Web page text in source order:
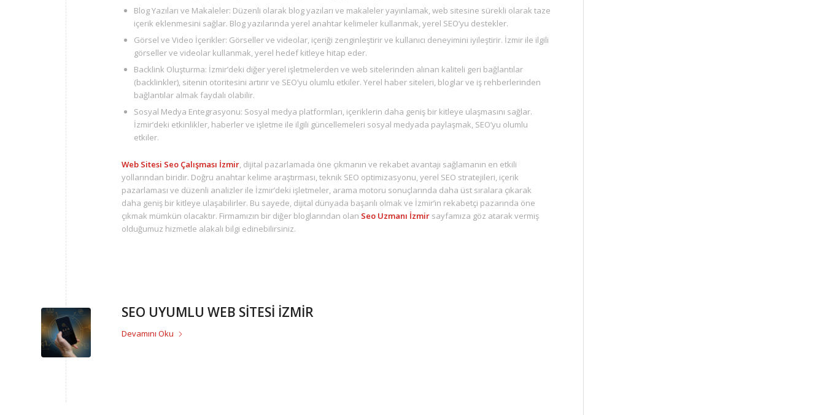
Blog Yazıları ve Makaleler: Düzenli olarak blog yazıları ve makaleler yayınlamak, web sitesine sürekli olarak taze
içerik eklenmesini sağlar. Blog yazılarında yerel anahtar kelimeler kullanmak, yerel SEO’yu destekler.
Görsel ve Video İçerikler: Görseller ve videolar, içeriği zenginleştirir ve kullanıcı deneyimini iyileştirir. İzmir ile ilgili
görseller ve videolar kullanmak, yerel hedef kitleye hitap eder.
Backlink Oluşturma: İzmir’deki diğer yerel işletmelerden ve web sitelerinden alınan kaliteli geri bağlantılar
(backlinkler), sitenin otoritesini artırır ve SEO’yu olumlu etkiler. Yerel haber siteleri, bloglar ve iş rehberlerinden
bağlantılar almak faydalı olabilir.
Sosyal Medya Entegrasyonu: Sosyal medya platformları, içeriklerin daha geniş bir kitleye ulaşmasını sağlar.
İzmir’deki etkinlikler, haberler ve işletme ile ilgili güncellemeleri sosyal medyada paylaşmak, SEO’yu olumlu
etkiler.
Web Sitesi Seo Çalışması İzmir, dijital pazarlamada öne çıkmanın ve rekabet avantajı sağlamanın en etkili
yollarından biridir. Doğru anahtar kelime araştırması, teknik SEO optimizasyonu, yerel SEO stratejileri, içerik
pazarlaması ve düzenli analizler ile İzmir’deki işletmeler, arama motoru sonuçlarında daha üst sıralara çıkarak
daha geniş bir kitleye ulaşabilirler. Bu sayede, dijital dünyada başarılı olmak ve İzmir’in rekabetçi pazarında öne
çıkmak mümkün olacaktır. Firmamızın bir diğer bloglarından olan Seo Uzmanı İzmir sayfamıza göz atarak vermiş
olduğumuz hizmetle alakalı bilgi edinebilirsiniz.
SEO UYUMLU WEB SİTESİ İZMİR
Devamını Oku